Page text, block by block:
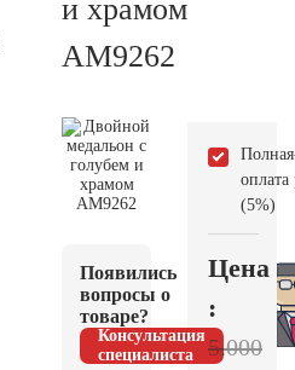
и храмом
AM9262
Появились
вопросы о
товаре?
Консультация
специалиста
Полная
оплата
(5%)
Цена
:
5.000